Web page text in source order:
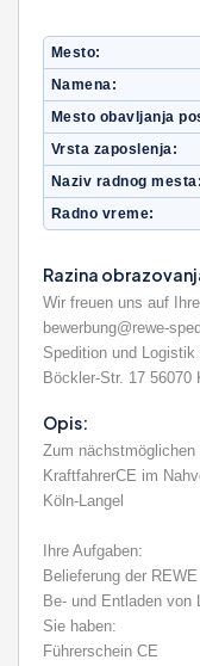
Mesto
Namena
Mesto obavljanja
Vrsta zaposlenja
Naziv radnog mesta
Radno vreme
Razina
Wir freuen uns auf
bewerbung@rewe-
Spedition und
Böckler-Str. 17 56070
Opis:
Zum nächstmöglichen
KraftfahrerCE im
Köln-Langel
Ihre Aufgaben:
Belieferung der
Be- und Entladen von
Sie haben:
Führerschein CE